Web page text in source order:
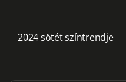
2024 sötét színtrendje